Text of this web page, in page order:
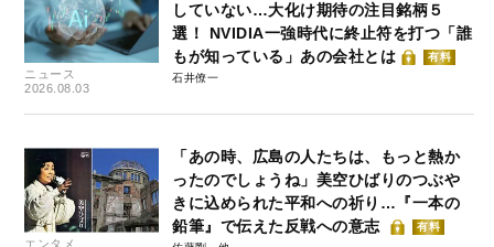
ニュース
2026.08.03
していない…大化け期待の注目銘柄５
選！ NVIDIA一強時代に終止符を打つ「誰
もが知っている」あの会社とは
有料
石井僚一
エンタメ
「あの時、広島の人たちは、もっと熱か
ったのでしょうね」美空ひばりのつぶや
きに込められた平和への祈り…『一本の
鉛筆』で伝えた反戦への意志
有料